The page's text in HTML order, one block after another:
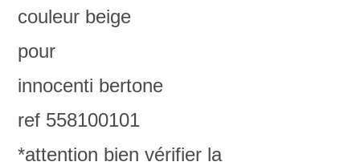
couleur beige
pour
innocenti bertone
ref 558100101
*attention bien vérifier la